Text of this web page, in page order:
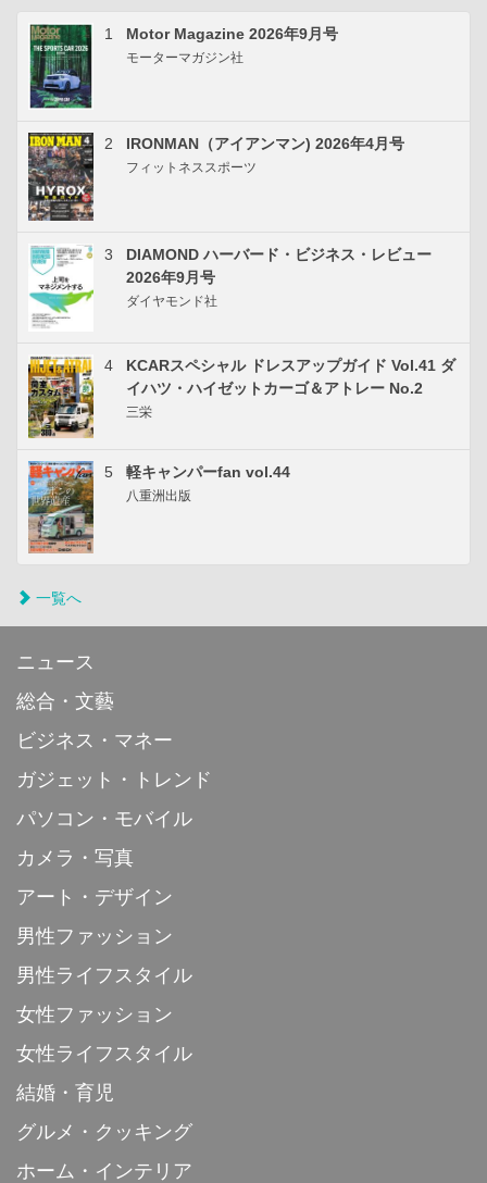
1 Motor Magazine 2026年9月号
モーターマガジン社
2 IRONMAN（アイアンマン) 2026年4月号
フィットネススポーツ
3
DIAMOND ハーバード・ビジネス・レビュー
2026年9月号
ダイヤモンド社
4
KCARスペシャル ドレスアップガイド Vol.41 ダ
イハツ・ハイゼットカーゴ＆アトレー No.2
三栄
5 軽キャンパーfan vol.44
八重洲出版
一覧へ
ニュース
総合・文藝
ビジネス・マネー
ガジェット・トレンド
パソコン・モバイル
カメラ・写真
アート・デザイン
男性ファッション
男性ライフスタイル
女性ファッション
女性ライフスタイル
結婚・育児
グルメ・クッキング
ホーム・インテリア